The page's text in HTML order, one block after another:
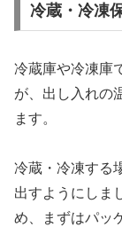
冷蔵・冷凍
冷蔵庫や冷凍庫
が、出し入れの
ます。
冷蔵・冷凍する
出すようにしま
め、まずはパッ